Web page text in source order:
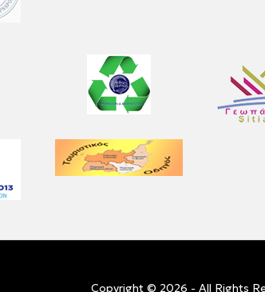
Copyright © 2026 - All Rights